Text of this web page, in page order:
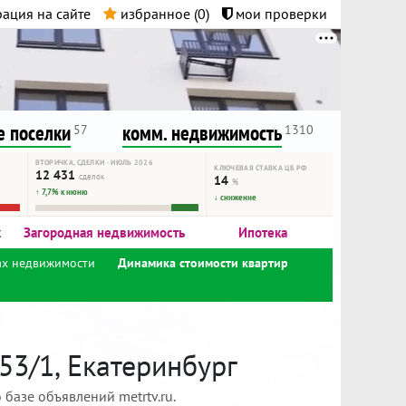
на сайте избранное (0) мои проверки
поселки 57 комм. недвижимость 1310
ВТОРИЧКА, СДЕЛКИ · ИЮЛЬ 2026
12 431 сделок
↑ 7,7% к июню
КЛЮЧЕВАЯ СТАВКА ЦБ РФ
14%
↓ снижение
Загородная недвижимость Ипотека
недвижимости Динамика стоимости квартир
1, Екатеринбург
объявлений metrtv.ru.